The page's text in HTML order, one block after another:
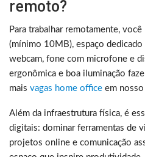
remoto?
Para trabalhar remotamente,
(mínimo 10MB), espaço
webcam, fone com microfone e
ergonômica e boa iluminação
mais vagas home office em
Além da infraestrutura física, é
digitais: dominar ferramentas de
projetos online e comunicação